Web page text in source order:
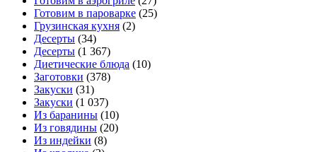
Готовим в пароварке (25)
Грузинская кухня (2)
Десерты (34)
Десерты (1 367)
Диетические блюда (10)
Заготовки (378)
Закуски (31)
Закуски (1 037)
Из баранины (10)
Из говядины (20)
Из индейки (8)